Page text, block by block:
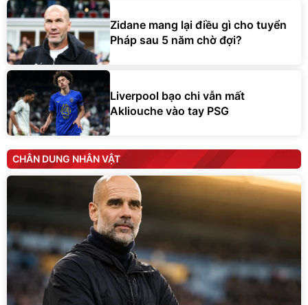
Zidane mang lại điều gì cho tuyển
Pháp sau 5 năm chờ đợi?
Liverpool bạo chi vẫn mất
Akliouche vào tay PSG
CHÂN DUNG NHÂN VẬT